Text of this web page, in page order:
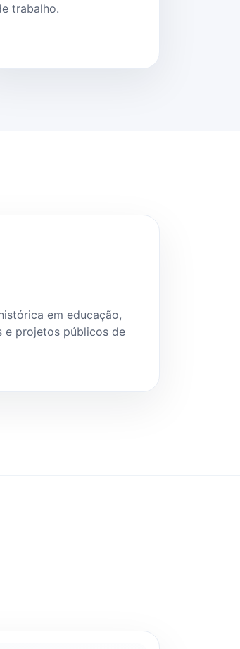
trabalho.
em educação,
e projetos públicos de